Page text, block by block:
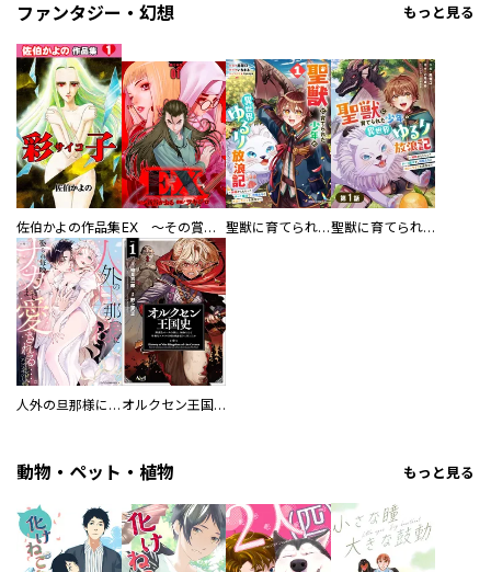
ファンタジー・幻想 もっと見る
佐伯かよの作品集 EX ～その賞金稼ぎは、世界の出口を探す～【単行本版】 聖獣に育てられた少年の異世界ゆるり放浪記～神様からもらったチート魔法で、仲間たちとスローライフを満喫中～ 聖獣に育てられた少年の異世界ゆるり放浪記～神様からもらったチート魔法で、仲間たちとスローライフを満喫中～【分冊版】
人外の旦那様に娶られ毎晩ナカまで愛される…。アンソロジー オルクセン王国史
動物・ペット・植物 もっと見る